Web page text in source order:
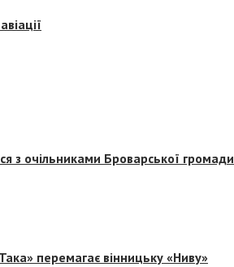
з очільниками Броварської громади
перемагає вінницьку «Ниву»